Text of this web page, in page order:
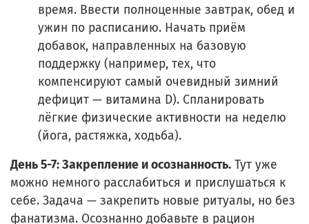
время. Ввести полноценные завтрак, обед и
ужин по расписанию. Начать приём
добавок, направленных на базовую
поддержку (например, тех, что
компенсируют самый очевидный зимний
дефицит — витамина D). Спланировать
лёгкие физические активности на неделю
(йога, растяжка, ходьба).
День 5-7: Закрепление и осознанность. Тут уже
можно немного расслабиться и прислушаться к
себе. Задача — закрепить новые ритуалы, но без
фанатизма. Осознанно добавьте в рацион